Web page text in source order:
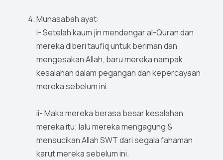
Munasabah ayat:
i- Setelah kaum jin mendengar al-Quran dan
mereka diberi taufiq untuk beriman dan
mengesakan Allah, baru mereka nampak
kesalahan dalam pegangan dan kepercayaan
mereka sebelum ini.
ii- Maka mereka berasa besar kesalahan
mereka itu; lalu mereka mengagung &
mensucikan Allah SWT dari segala fahaman
karut mereka sebelum ini.